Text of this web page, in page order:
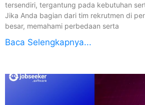
tersendiri, tergantung pada kebutuhan
Jika Anda bagian dari tim rekrutmen di
besar, memahami perbedaan serta
Baca Selengkapnya...